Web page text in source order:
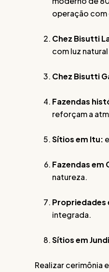
operação com
Chez Bisutti
com luz
Chez Bisutti
Fazendas
reforçam a
Sítios em Itu:
Fazendas em
natureza.
Propriedades
integrada.
Sítios em
Realizar cerimônia